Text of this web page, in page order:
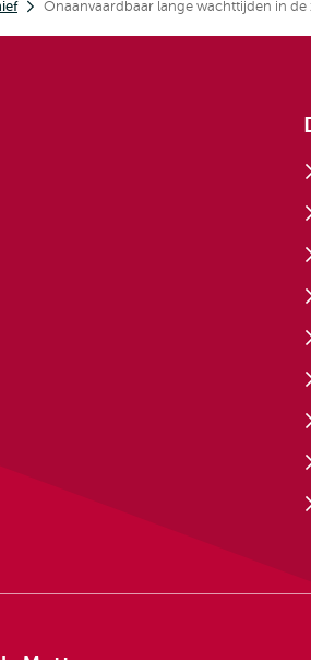
Onaanvaardbaar lange wachttijden in de